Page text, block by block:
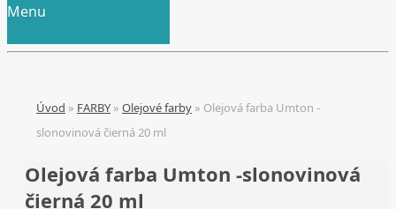
Menu
Úvod » FARBY » Olejové farby » Olejová farba Umton -
slonovinová čierná 20 ml
Olejová farba Umton -slonovinová
čierná 20 ml